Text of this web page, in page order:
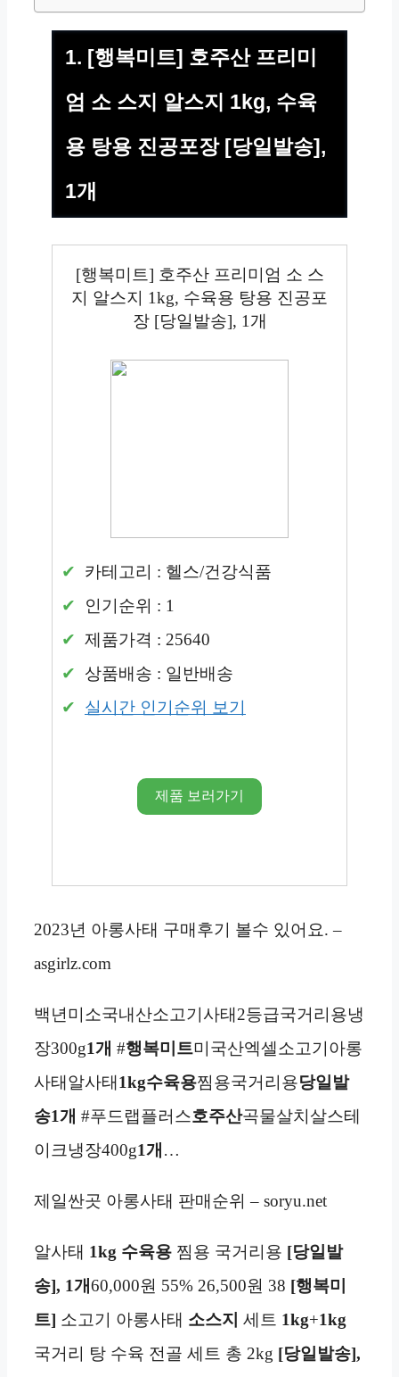
1. [행복미트] 호주산 프리미
엄 소 스지 알스지 1kg, 수육
용 탕용 진공포장 [당일발송],
1개
[행복미트] 호주산 프리미엄 소 스
지 알스지 1kg, 수육용 탕용 진공포
장 [당일발송], 1개
카테고리 : 헬스/건강식품
인기순위 : 1
제품가격 : 25640
상품배송 : 일반배송
실시간 인기순위 보기
제품 보러가기
2023년 아롱사태 구매후기 볼수 있어요. –
asgirlz.com
백년미소국내산소고기사태2등급국거리용냉
장300g1개 #행복미트미국산엑셀소고기아롱
사태알사태1kg수육용찜용국거리용당일발
송1개 #푸드랩플러스호주산곡물살치살스테
이크냉장400g1개 …
제일싼곳 아롱사태 판매순위 – soryu.net
알사태 1kg 수육용 찜용 국거리용 [당일발
송], 1개60,000원 55% 26,500원 38 [행복미
트] 소고기 아롱사태 소스지 세트 1kg+1kg
국거리 탕 수육 전골 세트 총 2kg [당일발송],